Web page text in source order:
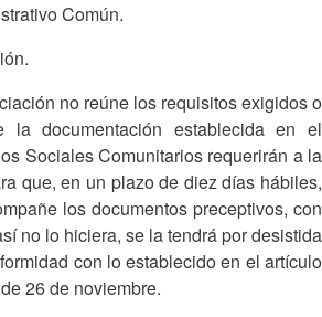
Común.
no reúne los requisitos exigidos o
la documentación establecida en el
Sociales Comunitarios requerirán a la
que, en un plazo de diez días hábiles,
los documentos preceptivos, con
no lo hiciera, se la tendrá por desistida
con lo establecido en el artículo
26 de noviembre.